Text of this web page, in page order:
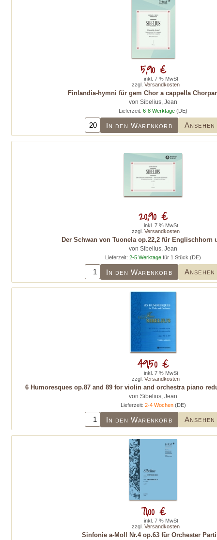
Finlandia-hymni für gem Chor a cappella
von Sibelius, Jean
Lieferzeit: 6-8 Werktage (DE)
In den Warenkorb Ansehen
5,90 €
inkl. 7 % MwSt.
zzgl. Versandkosten
Der Schwan von Tuonela op.22,2 für Englischhorn
von Sibelius, Jean
Lieferzeit: 2-5 Werktage für 1 Stück (DE)
In den Warenkorb Ansehen
20,90 €
inkl. 7 % MwSt.
zzgl. Versandkosten
6 Humoresques op.87 and 89 for violin and orchestra piano
von Sibelius, Jean
Lieferzeit: 2-4 Wochen(DE)
In den Warenkorb Ansehen
49,50 €
inkl. 7 % MwSt.
zzgl. Versandkosten
Sinfonie a-Moll Nr.4 op.63 für Orchester
71,00 €
inkl. 7 % MwSt.
zzgl. Versandkosten